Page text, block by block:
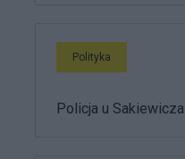
Polityka
Policja u Sakiewicza